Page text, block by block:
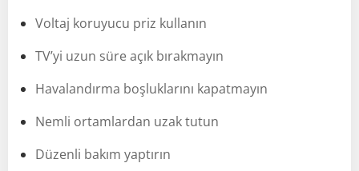
Voltaj koruyucu priz kullanın
TV’yi uzun süre açık bırakmayın
Havalandırma boşluklarını kapatmayın
Nemli ortamlardan uzak tutun
Düzenli bakım yaptırın